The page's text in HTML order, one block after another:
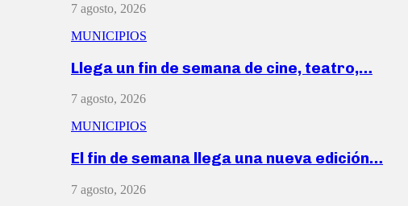
7 agosto, 2026
MUNICIPIOS
Llega un fin de semana de cine, teatro,…
7 agosto, 2026
MUNICIPIOS
El fin de semana llega una nueva edición…
7 agosto, 2026